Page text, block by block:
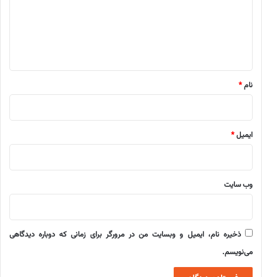
نام*
ایمیل*
وب‌ سایت
ذخیره نام، ایمیل و وبسایت من در مرورگر برای زمانی که دوباره دیدگاهی
می‌نویسم.